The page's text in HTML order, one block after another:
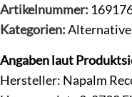
Artikelnummer:
Kategorien:Alternative
Angaben laut
Hersteller: Napalm